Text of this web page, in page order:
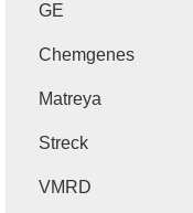
GE
Chemgenes
Matreya
Streck
VMRD